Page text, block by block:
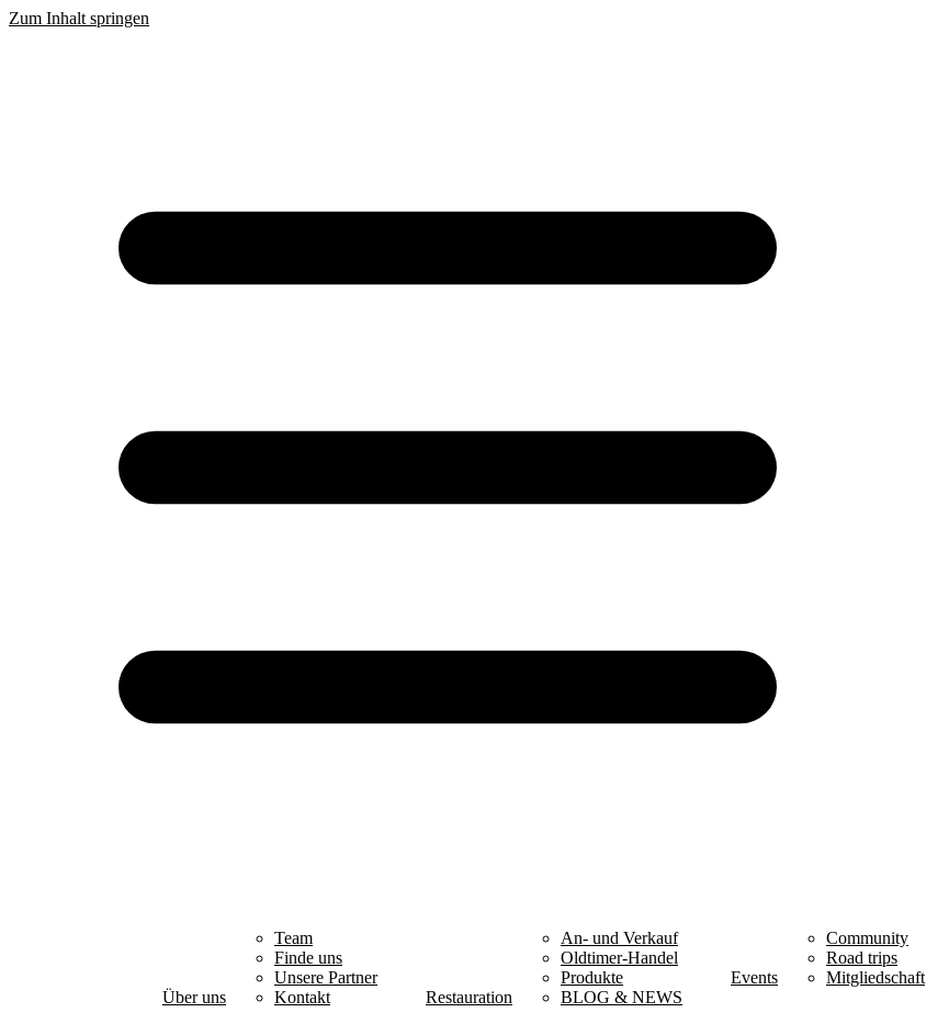
Zum Inhalt springen
Über uns
Team
Finde uns
Unsere Partner
Kontakt
Restauration
An- und Verkauf
Oldtimer-Handel
Produkte
BLOG & NEWS
Events
Community
Road trips
Mitgliedschaft